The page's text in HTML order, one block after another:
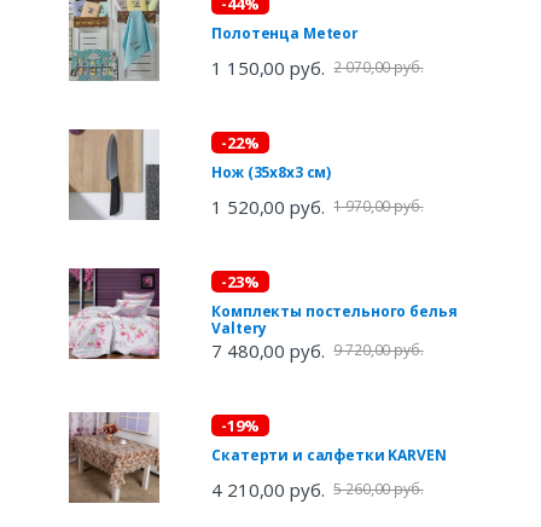
Полотенца Meteor
1 150,00 руб. 2 070,00 руб.
-22%
Нож (35х8х3 см)
1 520,00 руб. 1 970,00 руб.
-23%
Комплекты постельного белья
Valtery
7 480,00 руб. 9 720,00 руб.
-19%
Скатерти и салфетки KARVEN
4 210,00 руб. 5 260,00 руб.